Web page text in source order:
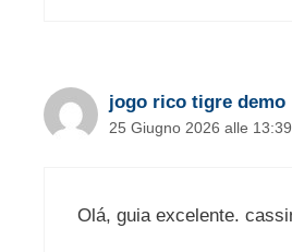
jogo rico tigre demo
25 Giugno 2026 alle 13:39
Olá, guia excelente.